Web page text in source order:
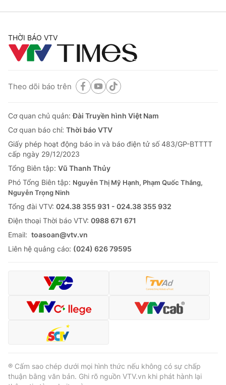
THỜI BÁO VTV
Theo dõi báo trên
Cơ quan chủ quản:Đài Truyền hình Việt Nam
Cơ quan báo chí: Thời báo VTV
Giấy phép hoạt động báo in và báo điện tử số 483/GP-BTTTT
cấp ngày 29/12/2023
Tổng Biên tập: Vũ Thanh Thủy
Phó Tổng Biên tập: Nguyễn Thị Mỹ Hạnh, Phạm Quốc Thắng,
Nguyễn Trọng Ninh
Tổng đài VTV: 024.38 355 931 - 024.38 355 932
Ðiện thoại Thời báo VTV: 0988 671 671
Email: toasoan@vtv.vn
Liên hệ quảng cáo: (024) 626 79595
® Cấm sao chép dưới mọi hình thức nếu không có sự chấp
thuận bằng văn bản. Ghi rõ nguồn VTV.vn khi phát hành lại